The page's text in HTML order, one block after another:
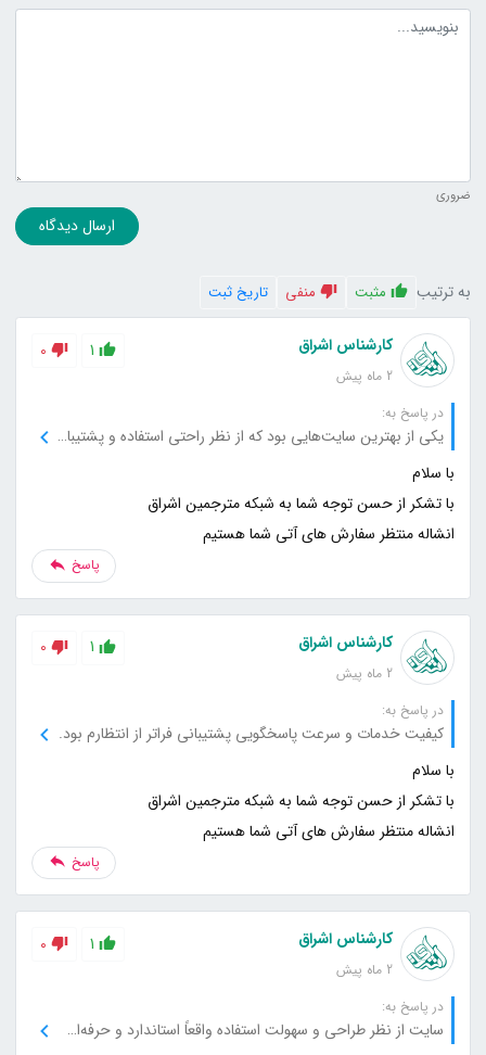
متن دیدگاه
ضروری
ارسال دیدگاه
به ترتیب مثبت منفی تاریخ ثبت
کارشناس اشراق
2 ماه پیش
1
0
در پاسخ به:
یکی از بهترین سایت‌هایی بود که از نظر راحتی استفاده و پشتیبانی تجربه کردم.
انشاله منتظر سفارش های آتی شما هستیم
پاسخ
کارشناس اشراق
2 ماه پیش
1
0
در پاسخ به:
کیفیت خدمات و سرعت پاسخگویی پشتیبانی فراتر از انتظارم بود.
انشاله منتظر سفارش های آتی شما هستیم
پاسخ
کارشناس اشراق
2 ماه پیش
1
0
در پاسخ به:
سایت از نظر طراحی و سهولت استفاده واقعاً استاندارد و حرفه‌ای است.